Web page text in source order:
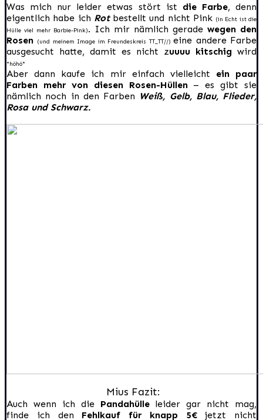
Was mich nur leider etwas stört ist die Farbe, denn
eigentlich habe ich Rot bestellt und nicht Pink (in Echt ist die
Hülle viel mehr Barbie-Pink). Ich mir nämlich gerade wegen den
Rosen (und meinem Image im Freundeskreis TT_TT//)eine andere Farbe
ausgesucht hatte, damit es nicht zuuuu kitschig wird
*höhö*
Aber dann kaufe ich mir einfach vielleicht ein paar
Farben mehr von diesen Rosen-Hüllen – es gibt sie
nämlich noch in den Farben Weiß, Gelb, Blau, Flieder,
Rosa und Schwarz.
Mius Fazit:
Auch wenn ich die Pandahülle leider gar nicht mag,
finde ich den Fehlkauf für knapp 5€jetzt nicht